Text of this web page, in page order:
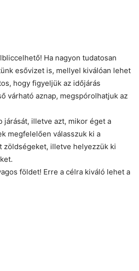
Ha nagyon tudatosan
esővizet is, mellyel kiválóan lehet
hogy figyeljük az időjárás
várható aznap, megspórolhatjuk az
járását, illetve azt, mikor éget a
megfelelően válasszuk ki a
zöldségeket, illetve helyezzük ki
földet! Erre a célra kiváló lehet a